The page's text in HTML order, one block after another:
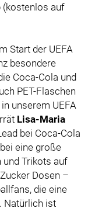
(kostenlos auf
Start der UEFA
besondere
Coca-Cola und
PET-Flaschen
unserem UEFA
Lisa-Maria
bei Coca-Cola
eine große
und Trikots auf
Dosen –
die eine
Natürlich ist